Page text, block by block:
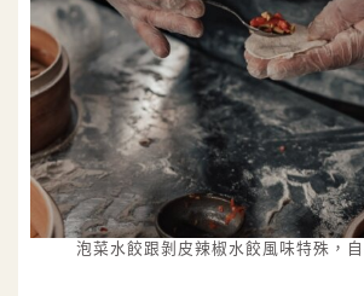
泡菜水餃跟剝皮辣椒水餃風味特殊，